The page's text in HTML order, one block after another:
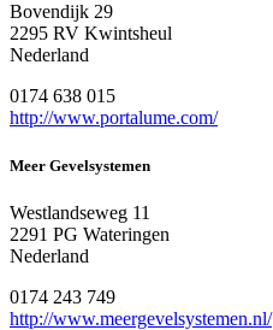
Bovendijk 29
2295 RV Kwintsheul
Nederland
0174 638 015
http://www.portalume.com/
Meer Gevelsystemen
Westlandseweg 11
2291 PG Wateringen
Nederland
0174 243 749
http://www.meergevelsystemen.nl/